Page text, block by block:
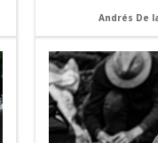
Andrés De